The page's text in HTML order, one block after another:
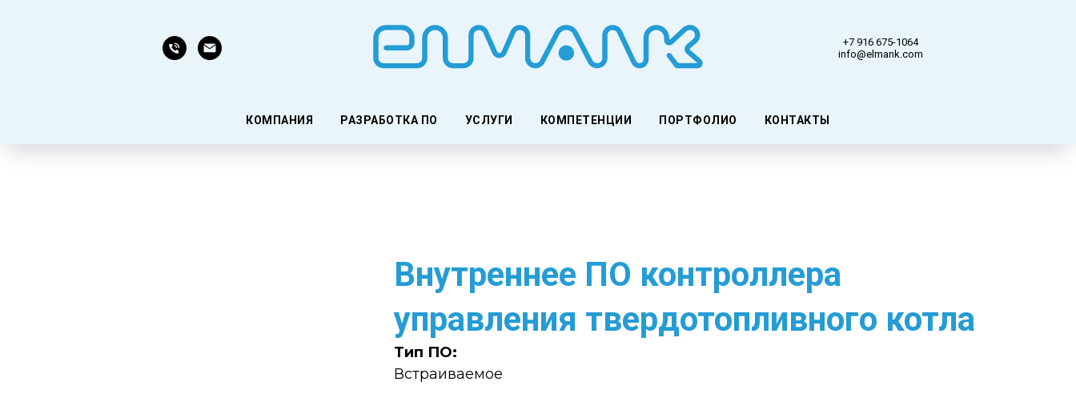
+7 916 675-1064
info@elmank.com
КОМПАНИЯ РАЗРАБОТКА ПО УСЛУГИ КОМПЕТЕНЦИИ ПОРТФОЛИО КОНТАКТЫ
Внутреннее ПО контроллера
управления твердотопливного котла
Тип ПО:
Встраиваемое